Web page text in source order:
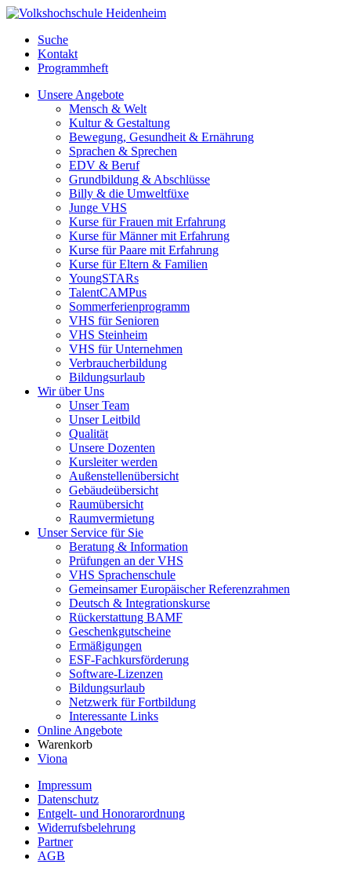
Suche
Kontakt
Programmheft
Unsere Angebote
Mensch & Welt
Kultur & Gestaltung
Bewegung, Gesundheit & Ernährung
Sprachen & Sprechen
EDV & Beruf
Grundbildung & Abschlüsse
Billy & die Umweltfüxe
Junge VHS
Kurse für Frauen mit Erfahrung
Kurse für Männer mit Erfahrung
Kurse für Paare mit Erfahrung
Kurse für Eltern & Familien
YoungSTARs
TalentCAMPus
Sommerferienprogramm
VHS für Senioren
VHS Steinheim
VHS für Unternehmen
Verbraucherbildung
Bildungsurlaub
Wir über Uns
Unser Team
Unser Leitbild
Qualität
Unsere Dozenten
Kursleiter werden
Außenstellenübersicht
Gebäudeübersicht
Raumübersicht
Raumvermietung
Unser Service für Sie
Beratung & Information
Prüfungen an der VHS
VHS Sprachenschule
Gemeinsamer Europäischer Referenzrahmen
Deutsch & Integrationskurse
Rückerstattung BAMF
Geschenkgutscheine
Ermäßigungen
ESF-Fachkursförderung
Software-Lizenzen
Bildungsurlaub
Netzwerk für Fortbildung
Interessante Links
Online Angebote
Warenkorb
Viona
Impressum
Datenschutz
Entgelt- und Honorarordnung
Widerrufsbelehrung
Partner
AGB